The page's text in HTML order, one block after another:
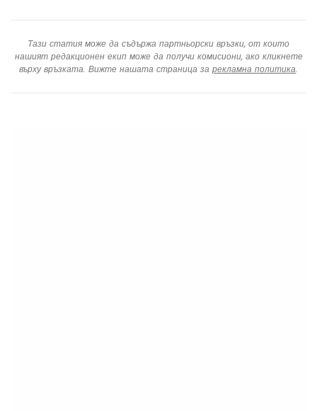
Тази статия може да съдържа партньорски връзки, от които
нашият редакционен екип може да получи комисиони, ако кликнете
върху връзката. Вижте нашата страница за рекламна политика.